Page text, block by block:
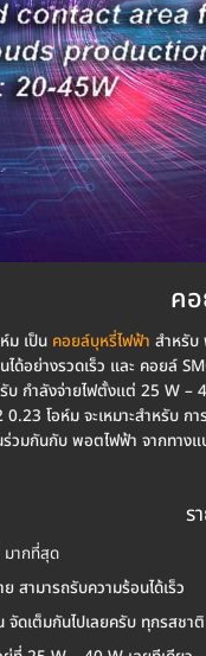
ค
ม เป็น คอยล์บุหรี่ไฟฟ้า สำหรับ
ได้อย่างรวดเร็ว และ คอยล์
บ กำลังจ่ายไฟตั้งแต่ 25 W
โอห์ม จะเหมาะสำหรับ
ร่วมกันกับ พอตไฟฟ้า จากทา
ร
มากที่สุด
สามารถรับความร้อนได้เร็ว
จัดเต็มกันไปเลยครับ ทุกรสชาติ